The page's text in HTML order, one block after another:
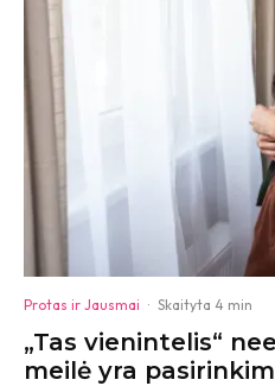
Protas ir Jausmai · Skaityta 4 min
„Tas vienintelis“
meilė yra